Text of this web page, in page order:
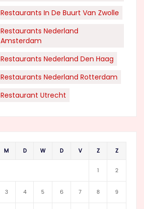
Restaurants In De Buurt Van Zwolle
Restaurants Nederland
Amsterdam
Restaurants Nederland Den Haag
Restaurants Nederland Rotterdam
Restaurant Utrecht
M D W D V Z Z
1 2
3 4 5 6 7 8 9